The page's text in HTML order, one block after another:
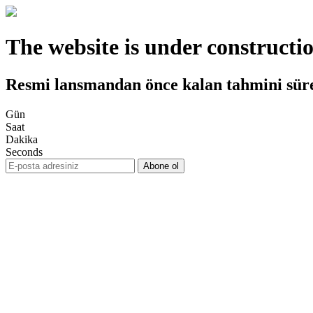
The website is under
Resmi lansmandan önce kalan tahmini
Gün
Saat
Dakika
Seconds